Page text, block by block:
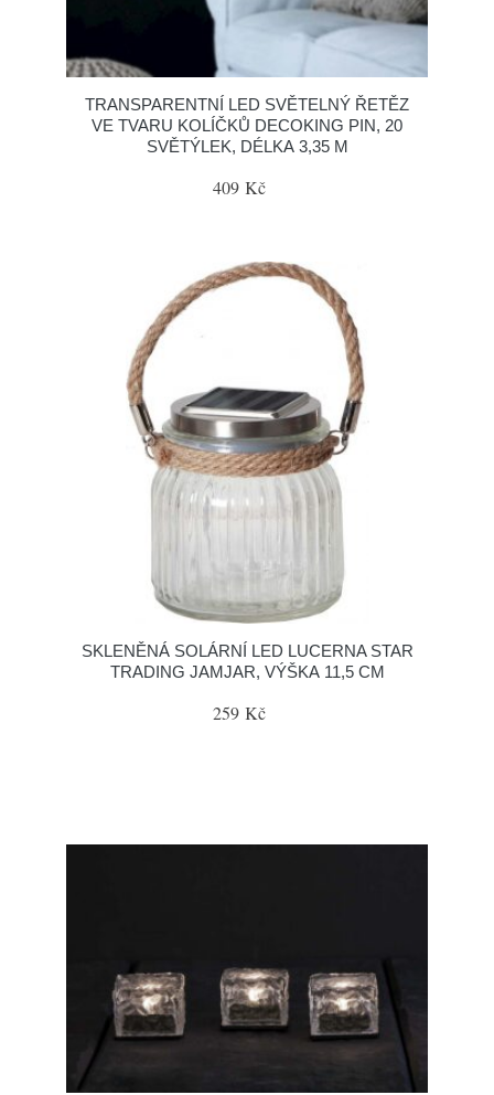
TRANSPARENTNÍ LED SVĚTELNÝ ŘETĚZ
VE TVARU KOLÍČKŮ DECOKING PIN, 20
SVĚTÝLEK, DÉLKA 3,35 M
409 Kč
SKLENĚNÁ SOLÁRNÍ LED LUCERNA STAR
TRADING JAMJAR, VÝŠKA 11,5 CM
259 Kč